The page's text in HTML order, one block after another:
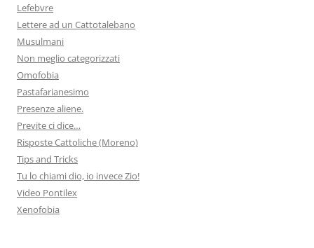
Lefebvre
Lettere ad un Cattotalebano
Musulmani
Non meglio categorizzati
Omofobia
Pastafarianesimo
Presenze aliene.
Previte ci dice…
Risposte Cattoliche (Moreno)
Tips and Tricks
Tu lo chiami dio, io invece Zio!
Video Pontilex
Xenofobia